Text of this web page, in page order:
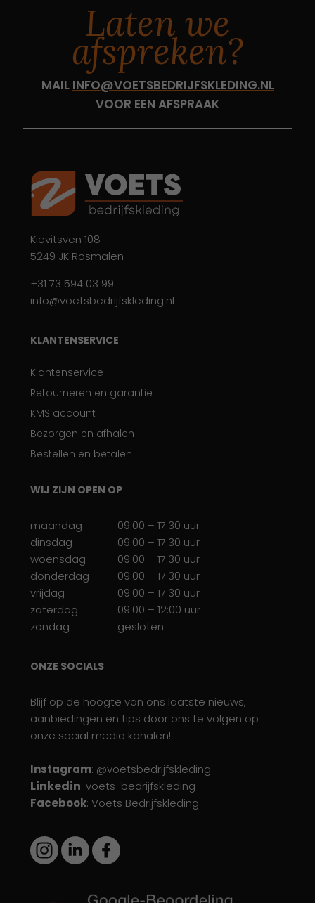
Laten we
afspreken?
MAIL INFO@VOETSBEDRIJFSKLEDING.NL
VOOR EEN AFSPRAAK
Kievitsven 108
5249 JK Rosmalen
+31 73 594 03 99
info@voetsbedrijfskleding.nl
KLANTENSERVICE
Klantenservice
Retourneren en garantie
KMS account
Bezorgen en afhalen
Bestellen en betalen
WIJ ZIJN OPEN OP
maandag
09:00 – 17:30 uur
dinsdag
09:00 – 17:30 uur
woensdag
09:00 – 17:30 uur
donderdag
09:00 – 17:30 uur
vrijdag
09:00 – 17:30 uur
zaterdag
09:00 – 12:00 uur
zondag
gesloten
ONZE SOCIALS
Blijf op de hoogte van ons laatste nieuws,
aanbiedingen en tips door ons te volgen op
onze social media kanalen!
Instagram: @voetsbedrijfskleding
Linkedin: voets-bedrijfskleding
Facebook: Voets Bedrijfskleding